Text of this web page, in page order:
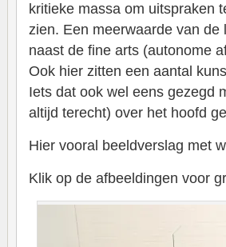
kritieke massa om uitspraken
zien. Een meerwaarde van
naast de fine arts (autonome
Ook hier zitten een aantal
Iets dat ook wel eens gezegd
altijd terecht) over het hoofd
Hier vooral beeldverslag met
Klik op de afbeeldingen voor